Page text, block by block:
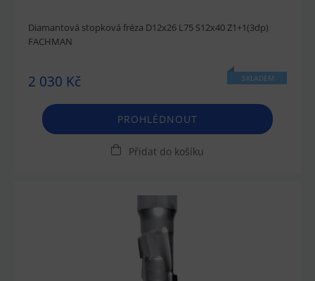
Diamantová stopková fréza D12x26 L75 S12x40 Z1+1(3dp)
FACHMAN
2 030 Kč SKLADEM
PROHLÉDNOUT
Přidat do košíku